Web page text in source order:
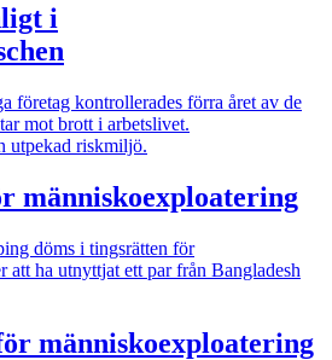
i
företag kontrollerades förra året av de
mot brott i arbetslivet.
utpekad riskmiljö.
människoexploatering
döms i tingsrätten för
att ha utnyttjat ett par från Bangladesh
människoexploatering